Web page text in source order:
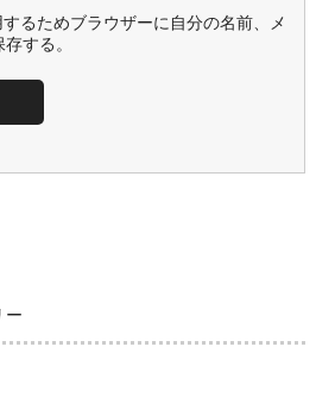
るためブラウザーに自分の名前、メ
する。
ー